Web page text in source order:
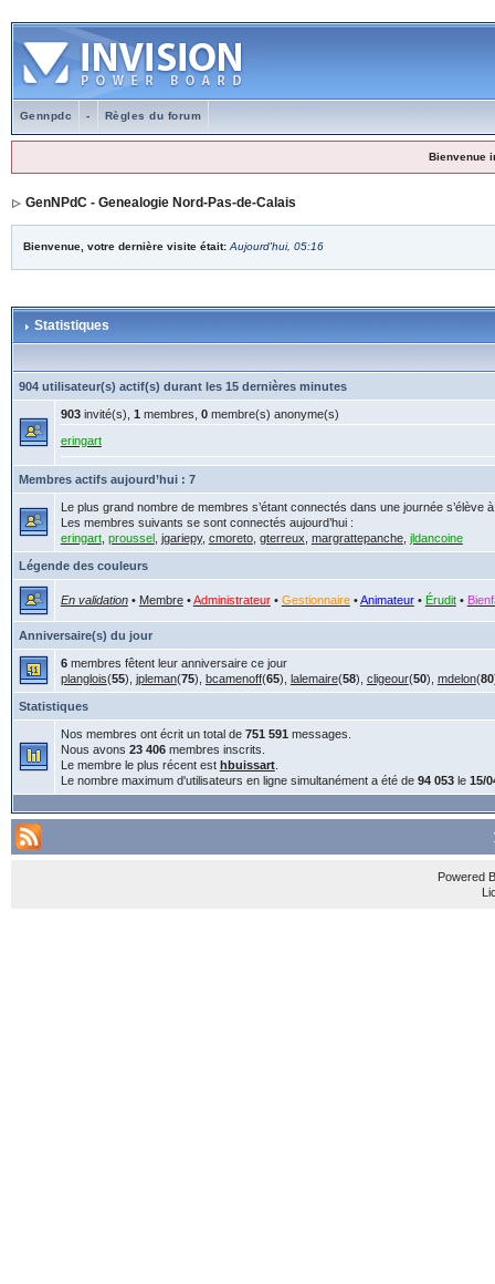
Gennpdc - Règles du forum
Bienvenue
GenNPdC - Genealogie Nord-Pas-de-Calais
Bienvenue, votre dernière visite était: Aujourd'hui, 05:16
Statistiques
904 utilisateur(s) actif(s) durant les 15 dernières minutes
903invité(s), 1 membres, 0membre(s) anonyme(s)
eringart
Membres actifs aujourd’hui : 7
Le plus grand nombre de membres s’étant connectés dans une journée s’élève
Les membres suivants se sont connectés aujourd’hui :
eringart, proussel, jgariepy, cmoreto, gterreux margrattepanche, jldancoine
Légende des couleurs
En validation• Membre•Administrateur• Gestionnaire•Animateur• Érudit•
Anniversaire(s) du jour
6membres fêtent leur anniversaire ce jour
planglois(55), jpleman(75), bcamenoff(65), lalemaire(58), cligeour(50), mdelon(80
Statistiques
Nos membres ont écrit un total de 751 591 messages.
Nous avons 23 406membres inscrits.
Le membre le plus récent est hbuissart.
Le nombre maximum d'utilisateurs en ligne simultanément a été de 94 053le 15/
Powered